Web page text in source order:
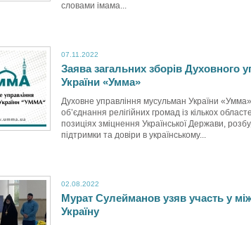
словами імама...
07.11.2022
Заява загальних зборів Духовного
України «Умма»
Духовне управління мусульман України
об’єднання релігійних громад із кількох
позиціях зміцнення Української Держави,
підтримки та довіри в українському...
02.08.2022
Мурат Сулейманов узяв участь у
Україну